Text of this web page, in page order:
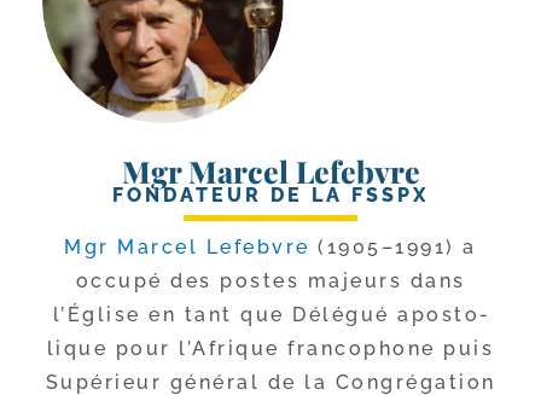
Mgr Marcel Lefebvre
FONDATEUR DE LA FSSPX
Mgr Marcel Lefebvre (1905–1991) a
occu­pé des postes majeurs dans
l’Église en tant que Délégué apos­to­
lique pour l’Afrique fran­co­phone puis
Supérieur géné­ral de la Congrégation